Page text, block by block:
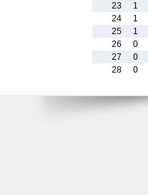
23
1
24
1
25
1
26
0
27
0
28
0